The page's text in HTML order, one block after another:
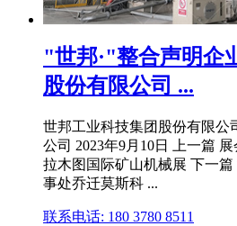
"世邦·"整合声明企
股份有限公司 ...
世邦工业科技集团股份有限公
公司 2023年9月10日 上一篇
拉木图国际矿山机械展 下一
事处乔迁莫斯科 ...
联系电话: 180 3780 8511